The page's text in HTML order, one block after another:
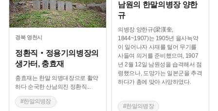
#의병 #류인석 #류홍석 #윤희순
#여성의병장 #이소응 #이항로
#충효재 #항일운동
경북 영천시
정환직‧정용기의병장의
생가터, 충효재
충효재는 한말 의병대장으로 활약
하다 순국한 산남의진 정환직 ...
#한말의병장
남원의 한말의병장 양한
규
의병장 양한규(梁漢奎,
1844~1907)는 1905년 을사늑약
이 일어나자 사재를 털어 무기를
사들여 의거를 준비했으며, 1907
년 2월 12일 남원성을 습격해서 점
령했으나, 도망가는 일본군을 추격
하다가 총에 맞아 사망하였다.
#한말의병장